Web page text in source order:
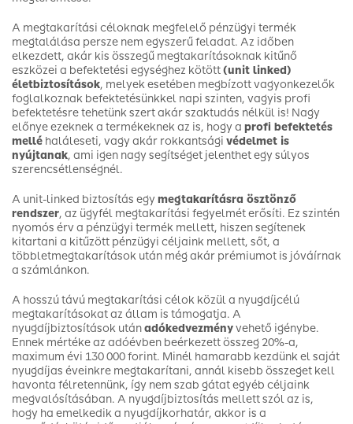
A megtakarítási céloknak megfelelő pénzügyi termék
megtalálása persze nem egyszerű feladat. Az időben
elkezdett, akár kis összegű megtakarításoknak kitűnő
eszközei a befektetési egységhez kötött(unit linked)
életbiztosítások, melyek esetében megbízott vagyonkezelők
foglalkoznak befektetésünkkel napi szinten, vagyis profi
befektetésre tehetünk szert akár szaktudás nélkül is! Nagy
előnye ezeknek a termékeknek az is, hogy a profi befektetés
mellé haláleseti, vagy akár rokkantsági védelmet is
nyújtanak, ami igen nagy segítséget jelenthet egy súlyos
szerencsétlenségnél.
A unit-linked biztosítás egy megtakarításra ösztönző
rendszer, az ügyfél megtakarítási fegyelmét erősíti. Ez szintén
nyomós érv a pénzügyi termék mellett, hiszen segítenek
kitartani a kitűzött pénzügyi céljaink mellett, sőt, a
többletmegtakarítások után még akár prémiumot is jóváírnak
a számlánkon.
A hosszú távú megtakarítási célok közül a nyugdíjcélú
megtakarításokat az állam is támogatja. A
nyugdíjbiztosítások utánadókedvezményvehető igénybe.
Ennek mértéke az adóévben beérkezett összeg 20%-a,
maximum évi 130 000 forint. Minél hamarabb kezdünk el saját
nyugdíjas éveinkre megtakarítani, annál kisebb összeget kell
havonta félretennünk, így nem szab gátat egyéb céljaink
megvalósításában. A nyugdíjbiztosítás mellett szól az is,
hogy ha emelkedik a nyugdíjkorhatár, akkor is a